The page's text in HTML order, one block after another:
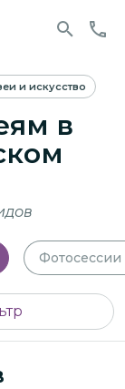
и искусство
в
Фотосессии